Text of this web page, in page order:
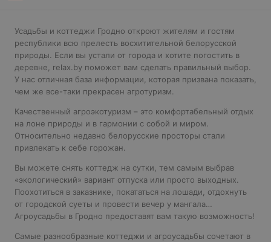
Усадьбы и коттеджи Гродно откроют жителям и гостям
республики всю прелесть восхитительной белорусской
природы. Если вы устали от города и хотите погостить в
деревне, relax.by поможет вам сделать правильный выбор.
У нас отличная база информации, которая призвана показать,
чем же все-таки прекрасен агротуризм.
Качественный агроэкотуризм – это комфортабельный отдых
на лоне природы и в гармонии с собой и миром.
Относительно недавно белорусские просторы стали
привлекать к себе горожан.
Вы можете снять коттедж на сутки, тем самым выбрав
«экологический» вариант отпуска или просто выходных.
Поохотиться в заказнике, покататься на лошади, отдохнуть
от городской суеты и провести вечер у мангала…
Агроусадьбы в Гродно предоставят вам такую возможность!
Самые разнообразные коттеджи и агроусадьбы сочетают в